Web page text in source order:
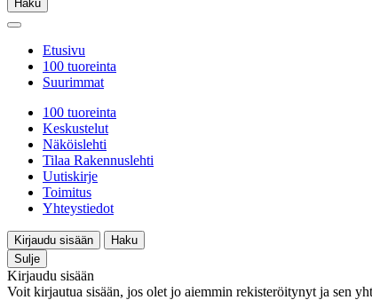
Haku
Etusivu
100 tuoreinta
Suurimmat
100 tuoreinta
Keskustelut
Näköislehti
Tilaa Rakennuslehti
Uutiskirje
Toimitus
Yhteystiedot
Kirjaudu sisään
Haku
Sulje
Kirjaudu sisään
Voit kirjautua sisään, jos olet jo aiemmin rekisteröitynyt ja sen